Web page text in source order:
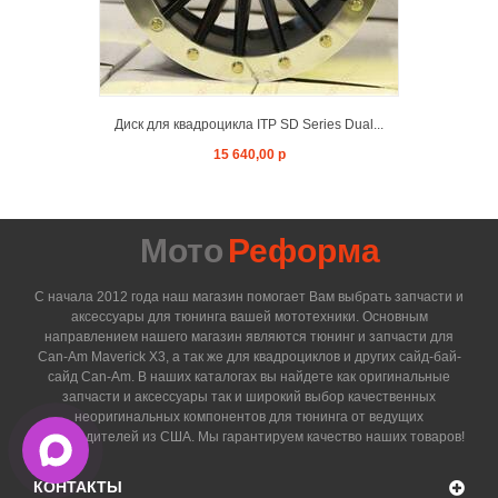
Диск для квадроцикла ITP SD Series Dual...
15 640,00 р
Мото Реформа
С начала 2012 года наш магазин помогает Вам выбрать запчасти и
аксессуары для тюнинга вашей мототехники. Основным
направлением нашего магазин являются тюнинг и запчасти для
Can-Am Maverick X3, а так же для квадроциклов и других сайд-бай-
сайд Can-Am. В наших каталогах вы найдете как оригинальные
запчасти и аксессуары так и широкий выбор качественных
неоригинальных компонентов для тюнинга от ведущих
производителей из США. Мы гарантируем качество наших товаров!
КОНТАКТЫ